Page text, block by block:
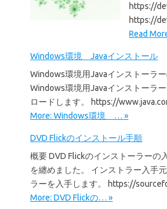
https://
https://
Read
Windows環境 Javaインストール
Windows環境用Javaインストーラ
Windows環境用Javaインストーラ
ロードします。 https://
More: Windows環境 … »
DVD Flickのインストール手順
概要 DVD Flickのインストーラーの
を纏めました。 インストラー入手
ラーを入手します。 https://
More: DVD Flickの… »